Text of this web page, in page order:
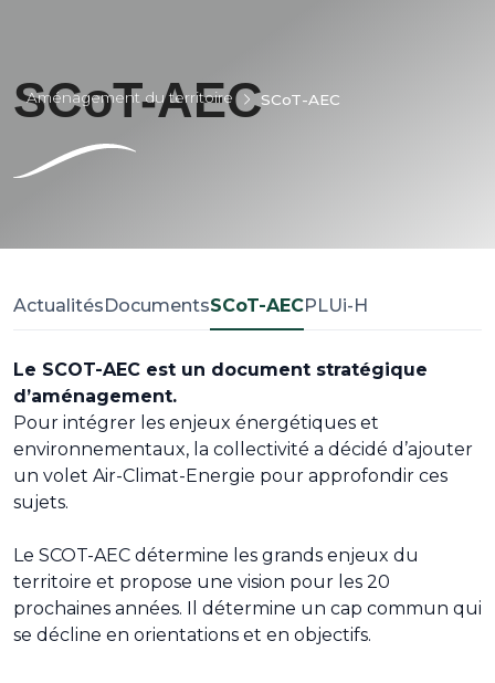
Aménagement du territoire SCoT-AEC
SCoT-AEC
ActualitésDocumentsSCoT-AECPLUi-H
Le SCOT-AEC est un document stratégique
d’aménagement.
Pour intégrer les enjeux énergétiques et
environnementaux, la collectivité a décidé d’ajouter
un volet Air-Climat-Energie pour approfondir ces
sujets.
Le SCOT-AEC détermine les grands enjeux du
territoire et propose une vision pour les 20
prochaines années. Il détermine un cap commun qui
se décline en orientations et en objectifs.